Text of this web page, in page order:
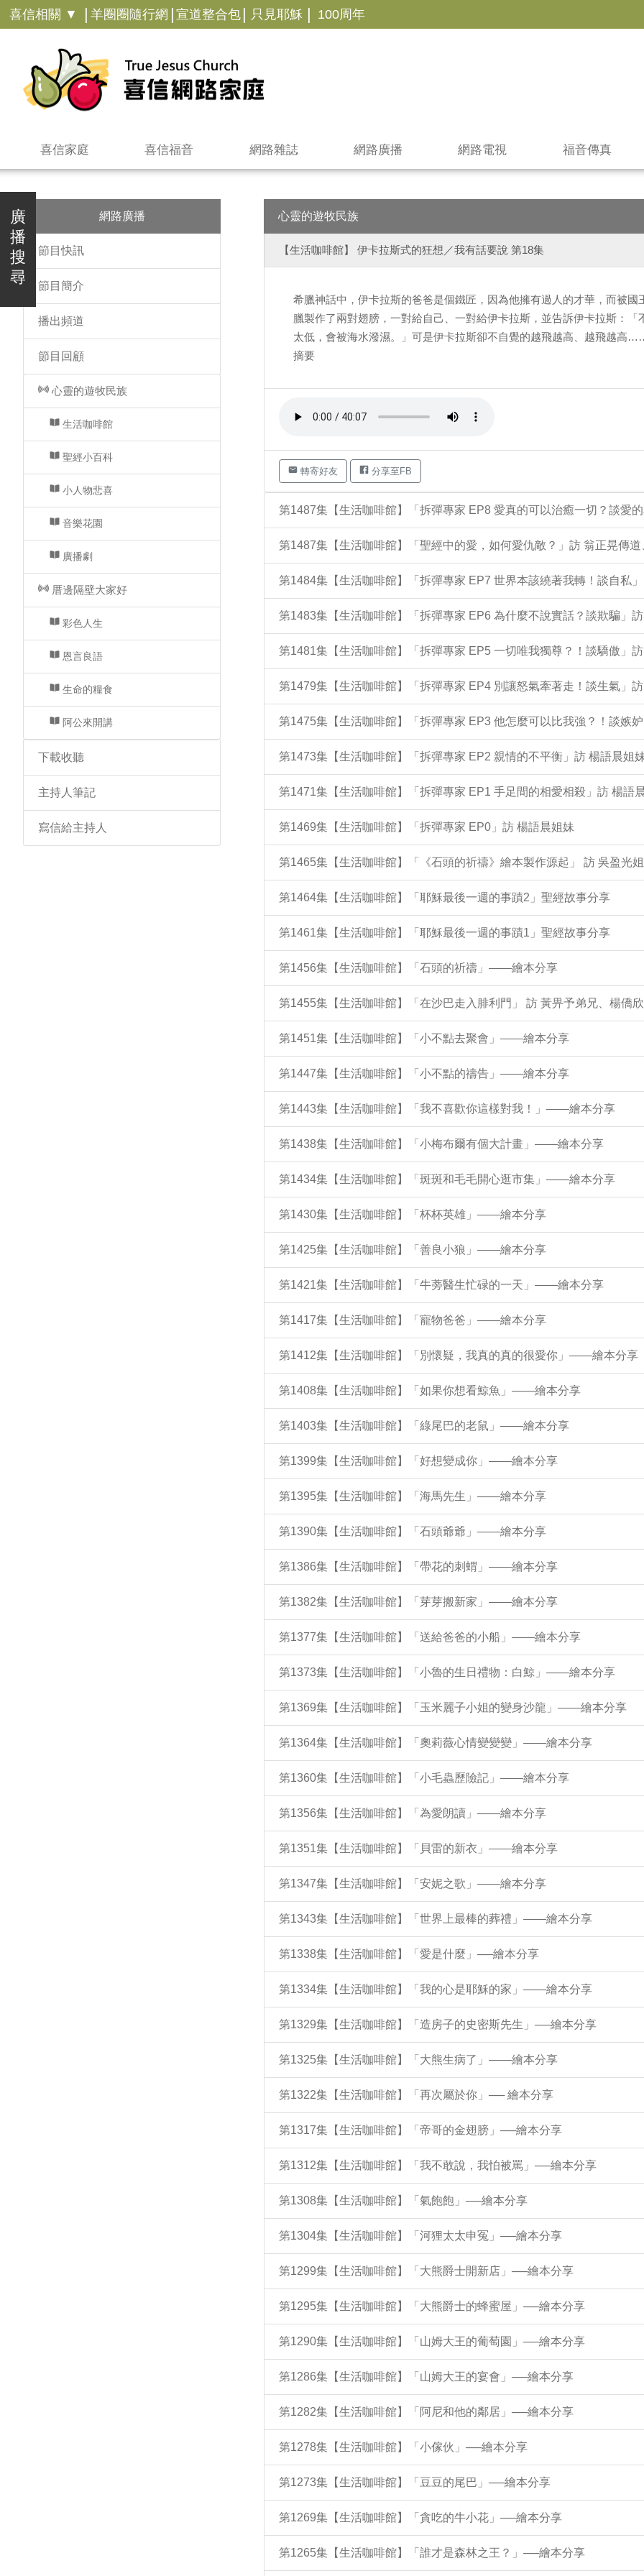
喜信相關 ▼ | 羊圈圈隨行網 | 宣道整合包 | 只見耶穌 | 100周年
喜信家庭 喜信福音 網路雜誌 網路廣播 網路電視 福音傳真
廣
播
搜
尋
網路廣播
節目快訊
節目簡介
播出頻道
節目回顧
心靈的遊牧民族
生活咖啡館
聖經小百科
小人物悲喜
音樂花園
廣播劇
厝邊隔壁大家好
彩色人生
恩言良語
生命的糧食
阿公來開講
下載收聽
主持人筆記
寫信給主持人
心靈的遊牧民族
【生活咖啡館】 伊卡拉斯式的狂想／我有話要說 第18集
希臘神話中，伊卡拉斯的爸爸是個鐵匠，因為他擁有過人的才華，而被
臘製作了兩對翅膀，一對給自己、一對給伊卡拉斯，並告訴伊卡拉斯：
太低，會被海水潑濕。」可是伊卡拉斯卻不自覺的越飛越高、越飛越
摘要
轉寄好友 分享至FB
第1487集【生活咖啡館】「拆彈專家 EP8 愛真的可以治癒一切？談愛
第1487集【生活咖啡館】「聖經中的愛，如何愛仇敵？」訪 翁正晃傳
第1484集【生活咖啡館】「拆彈專家 EP7 世界本該繞著我轉！談自私
第1483集【生活咖啡館】「拆彈專家 EP6 為什麼不說實話？談欺騙」
第1481集【生活咖啡館】「拆彈專家 EP5 一切唯我獨尊？！談驕傲」
第1479集【生活咖啡館】「拆彈專家 EP4 別讓怒氣牽著走！談生氣」
第1475集【生活咖啡館】「拆彈專家 EP3 他怎麼可以比我強？！談嫉
第1473集【生活咖啡館】「拆彈專家 EP2 親情的不平衡」訪 楊語晨姐
第1471集【生活咖啡館】「拆彈專家 EP1 手足間的相愛相殺」訪 楊語
第1469集【生活咖啡館】「拆彈專家 EP0」訪 楊語晨姐妹
第1465集【生活咖啡館】「《石頭的祈禱》繪本製作源起」 訪 吳盈光
第1464集【生活咖啡館】「耶穌最後一週的事蹟2」聖經故事分享
第1461集【生活咖啡館】「耶穌最後一週的事蹟1」聖經故事分享
第1456集【生活咖啡館】「石頭的祈禱」——繪本分享
第1455集【生活咖啡館】「在沙巴走入腓利門」 訪 黃畀予弟兄、楊僑
第1451集【生活咖啡館】「小不點去聚會」——繪本分享
第1447集【生活咖啡館】「小不點的禱告」——繪本分享
第1443集【生活咖啡館】「我不喜歡你這樣對我！」——繪本分享
第1438集【生活咖啡館】「小梅布爾有個大計畫」——繪本分享
第1434集【生活咖啡館】「斑斑和毛毛開心逛市集」——繪本分享
第1430集【生活咖啡館】「杯杯英雄」——繪本分享
第1425集【生活咖啡館】「善良小狼」——繪本分享
第1421集【生活咖啡館】「牛蒡醫生忙碌的一天」——繪本分享
第1417集【生活咖啡館】「寵物爸爸」——繪本分享
第1412集【生活咖啡館】「別懷疑，我真的真的很愛你」——繪本分享
第1408集【生活咖啡館】「如果你想看鯨魚」——繪本分享
第1403集【生活咖啡館】「綠尾巴的老鼠」——繪本分享
第1399集【生活咖啡館】「好想變成你」——繪本分享
第1395集【生活咖啡館】「海馬先生」——繪本分享
第1390集【生活咖啡館】「石頭爺爺」——繪本分享
第1386集【生活咖啡館】「帶花的刺蝟」——繪本分享
第1382集【生活咖啡館】「芽芽搬新家」——繪本分享
第1377集【生活咖啡館】「送給爸爸的小船」——繪本分享
第1373集【生活咖啡館】「小魯的生日禮物：白鯨」——繪本分享
第1369集【生活咖啡館】「玉米麗子小姐的變身沙龍」——繪本分享
第1364集【生活咖啡館】「奧莉薇心情變變變」——繪本分享
第1360集【生活咖啡館】「小毛蟲歷險記」——繪本分享
第1356集【生活咖啡館】「為愛朗讀」——繪本分享
第1351集【生活咖啡館】「貝雷的新衣」——繪本分享
第1347集【生活咖啡館】「安妮之歌」——繪本分享
第1343集【生活咖啡館】「世界上最棒的葬禮」——繪本分享
第1338集【生活咖啡館】「愛是什麼」──繪本分享
第1334集【生活咖啡館】「我的心是耶穌的家」——繪本分享
第1329集【生活咖啡館】「造房子的史密斯先生」──繪本分享
第1325集【生活咖啡館】「大熊生病了」——繪本分享
第1322集【生活咖啡館】「再次屬於你」── 繪本分享
第1317集【生活咖啡館】「帝哥的金翅膀」──繪本分享
第1312集【生活咖啡館】「我不敢說，我怕被罵」──繪本分享
第1308集【生活咖啡館】「氣飽飽」──繪本分享
第1304集【生活咖啡館】「河狸太太申冤」──繪本分享
第1299集【生活咖啡館】「大熊爵士開新店」──繪本分享
第1295集【生活咖啡館】「大熊爵士的蜂蜜屋」──繪本分享
第1290集【生活咖啡館】「山姆大王的葡萄園」──繪本分享
第1286集【生活咖啡館】「山姆大王的宴會」──繪本分享
第1282集【生活咖啡館】「阿尼和他的鄰居」──繪本分享
第1278集【生活咖啡館】「小傢伙」──繪本分享
第1273集【生活咖啡館】「豆豆的尾巴」──繪本分享
第1269集【生活咖啡館】「貪吃的牛小花」──繪本分享
第1265集【生活咖啡館】「誰才是森林之王？」──繪本分享